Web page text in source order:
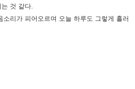
것 같다.
소리가 피어오르며 오늘 하루도 그렇게 흘러